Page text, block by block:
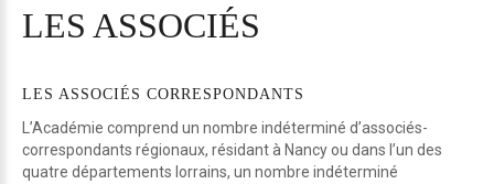
LES ASSOCIÉS
LES ASSOCIÉS CORRESPONDANTS
L’Académie comprend un nombre indéterminé d’associés-
correspondants régionaux, résidant à Nancy ou dans l’un des
quatre départements lorrains, un nombre indéterminé